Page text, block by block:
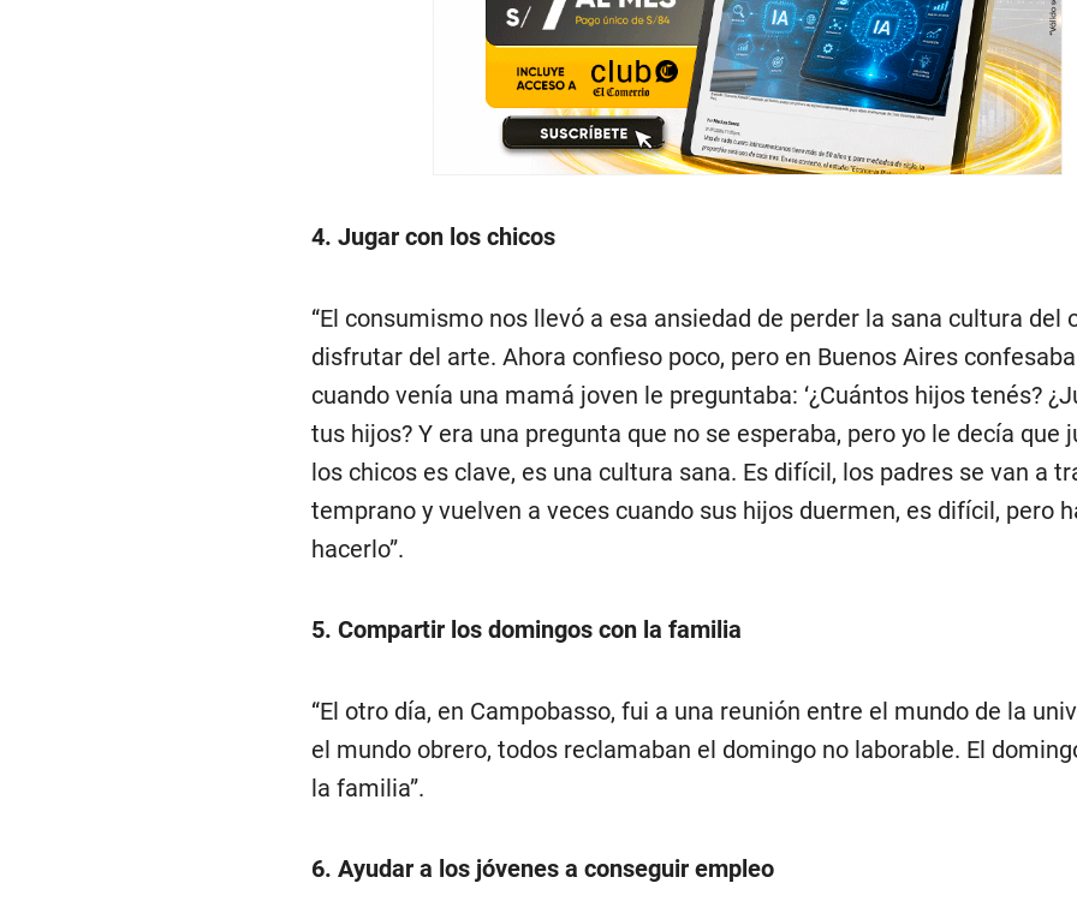
4. Jugar con los chicos
“El consumismo nos llevó a esa ansiedad de perder la sana cultura del
disfrutar del arte. Ahora confieso poco, pero en Buenos Aires
cuando venía una mamá joven le preguntaba: ‘¿Cuántos hijos tenés?
tus hijos? Y era una pregunta que no se esperaba, pero yo le decía que
los chicos es clave, es una cultura sana. Es difícil, los padres se van a
temprano y vuelven a veces cuando sus hijos duermen, es difícil, pero
hacerlo”.
5. Compartir los domingos con la familia
“El otro día, en Campobasso, fui a una reunión entre el mundo de la
el mundo obrero, todos reclamaban el domingo no laborable. El
la familia”.
6. Ayudar a los jóvenes a conseguir empleo